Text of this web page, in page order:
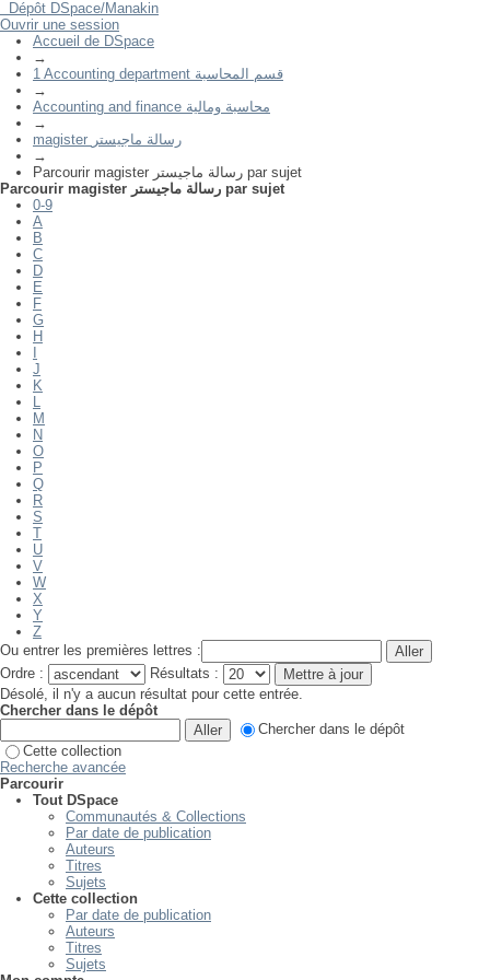
Dépôt DSpace/Manakin
Ouvrir une session
Accueil de DSpace
→
1 Accounting department قسم المحاسبة
→
Accounting and finance محاسبة ومالية
→
magister رسالة ماجيستر
→
Parcourir magister رسالة ماجيستر par sujet
Parcourir magister رسالة ماجيستر par sujet
0-9
A
B
C
D
E
F
G
H
J
K
L
M
N
O
P
Q
R
S
T
U
V
W
X
Y
Z
Ou entrer les premières lettres :
Ordre :
Résultats :
Désolé, il n'y a aucun résultat pour cette entrée.
Chercher dans le dépôt
Chercher dans le dépôt
Cette collection
Recherche avancée
Parcourir
Tout DSpace
Communautés & Collections
Par date de publication
Auteurs
Titres
Sujets
Cette collection
Par date de publication
Auteurs
Titres
Sujets